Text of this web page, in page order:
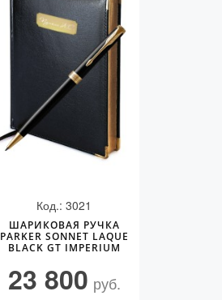
Код.: 3021
ШАРИКОВАЯ РУЧКА
PARKER SONNET LAQUE
BLACK GT IMPERIUM
23 800 руб.